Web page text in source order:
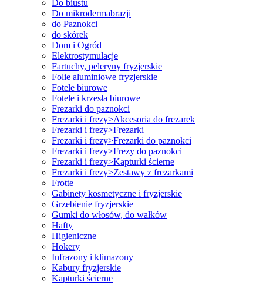
Do biustu
Do mikrodermabrazji
do Paznokci
do skórek
Dom i Ogród
Elektrostymulacje
Fartuchy, peleryny fryzjerskie
Folie aluminiowe fryzjerskie
Fotele biurowe
Fotele i krzesła biurowe
Frezarki do paznokci
Frezarki i frezy>Akcesoria do frezarek
Frezarki i frezy>Frezarki
Frezarki i frezy>Frezarki do paznokci
Frezarki i frezy>Frezy do paznokci
Frezarki i frezy>Kapturki ścierne
Frezarki i frezy>Zestawy z frezarkami
Frotte
Gabinety kosmetyczne i fryzjerskie
Grzebienie fryzjerskie
Gumki do włosów, do wałków
Hafty
Higieniczne
Hokery
Infrazony i klimazony
Kabury fryzjerskie
Kapturki ścierne